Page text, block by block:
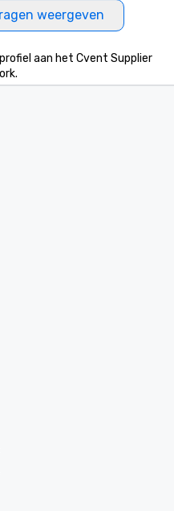
weergeven
aan het Cvent Supplier